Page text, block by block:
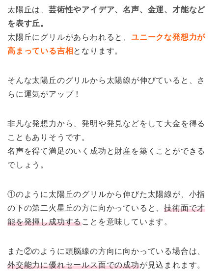
太陽丘は、 芸術性やアイデア、名声、金運、才能など
を表す丘。
太陽丘にグリルがあらわれると、 ユニークな発想力が
高まっている吉相 となります。
そんな太陽丘のグリルから太陽線が伸びていると、さ
らに運気がアップ！
非凡な発想力から、発明や発見などをして大金を得る
こともありそうです。
名声を得て満足のいく成功と財産を築くことができる
でしょう。
①のように太陽丘のグリルから伸びた太陽線が、小指
の下の第二火星丘の方に向かっていると、技術面で才
能を発揮し成功することを意味しています。
また②のように頭脳線の方向に向かっている場合は、
外交能力に優れセールス面での成功が見込まれます。